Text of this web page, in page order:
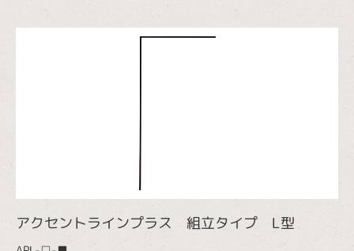
アクセントラインプラス 組立タイプ L型